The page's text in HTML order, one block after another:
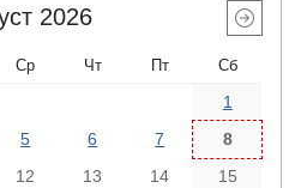
2026
Ср Чт Пт Сб
1
5 6 7
8
12 13 14
15